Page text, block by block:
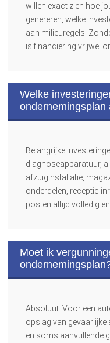
willen exact zien hoe
genereren, welke
aan milieuregels.
is financiering vrijwel
Welke
ondernemingsplan
Belangrijke
diagnoseapparatuur,
afzuiginstallatie,
onderdelen, receptie-
posten altijd volledig
Moet ik
Absoluut. Voor een
opslag van
en soms aanvullende